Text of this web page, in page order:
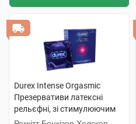
Durex Intense Orgasmic
Презервативи латексні
рельєфні, зі стимулюючим
гелем-змазкою 3 шт